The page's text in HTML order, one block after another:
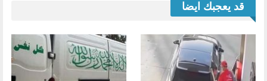
قد يعجبك ايضا